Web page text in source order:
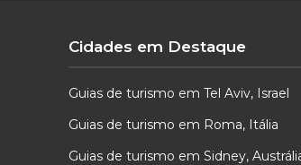
Cidades em Destaque
Guias de turismo em Tel Aviv, Israel
Guias de turismo em Roma, Itália
Guias de turismo em Sidney,